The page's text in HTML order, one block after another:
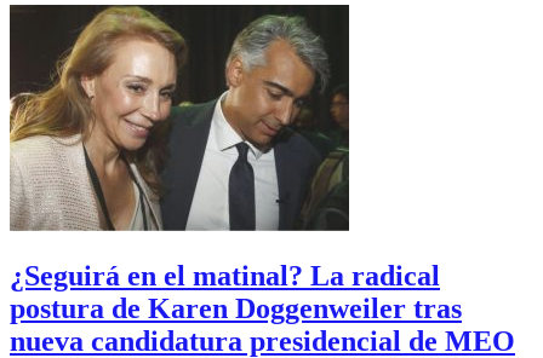
¿Seguirá en el matinal? La radical
postura de Karen Doggenweiler tras
nueva candidatura presidencial de MEO